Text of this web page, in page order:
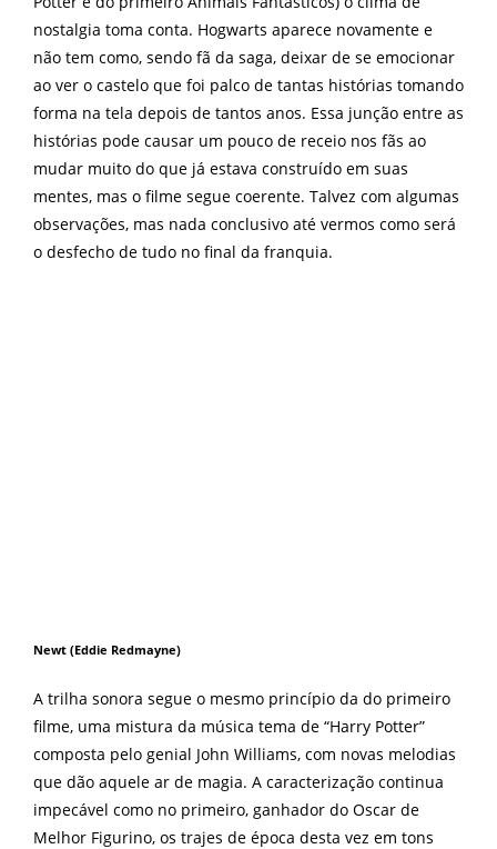
nostalgia toma conta. Hogwarts aparece novamente e
não tem como, sendo fã da saga, deixar de se emocionar
ao ver o castelo que foi palco de tantas histórias tomando
forma na tela depois de tantos anos. Essa junção entre as
histórias pode causar um pouco de receio nos fãs ao
mudar muito do que já estava construído em suas
mentes, mas o filme segue coerente. Talvez com algumas
observações, mas nada conclusivo até vermos como será
o desfecho de tudo no final da franquia.
Newt (Eddie Redmayne)
A trilha sonora segue o mesmo princípio da do primeiro
filme, uma mistura da música tema de “Harry Potter”
composta pelo genial John Williams, com novas melodias
que dão aquele ar de magia. A caracterização continua
impecável como no primeiro, ganhador do Oscar de
Melhor Figurino, os trajes de época desta vez em tons